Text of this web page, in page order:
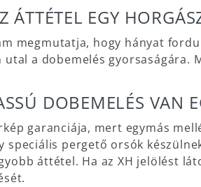
ÁTTÉTEL EGY
megmutatja, hogy hányat
a dobemelés gyorsaságára.
DOBEMELÉS VAN
garanciája, mert egymás
speciális pergető orsók
áttétel. Ha az XH jelölést